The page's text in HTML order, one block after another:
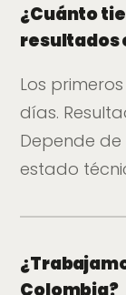
¿Cuánto
resultados
Los
días.
Depende
estado
Colombia?